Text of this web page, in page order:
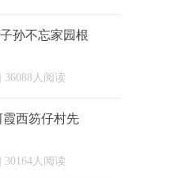
孙不忘家园根
36088人阅读
西笏仔村先
30164人阅读